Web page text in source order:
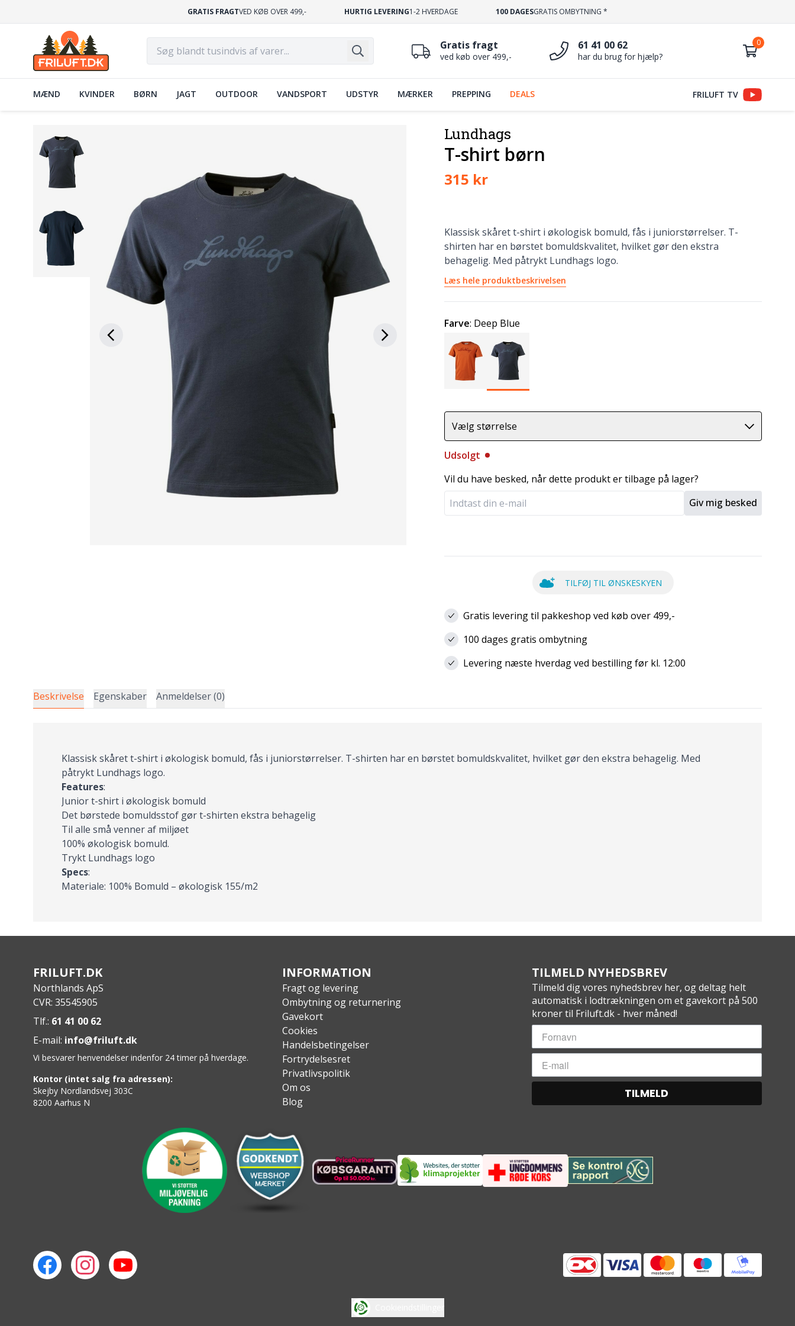
GRATIS FRAGTVED KØB OVER 499,- HURTIG LEVERING1-2 HVERDAGE 100 DAGESGRATIS OMBYTNING *
Gratis fragt
ved køb over 499,-
61 41 00 62
har du brug for hjælp?
MÆND KVINDER BØRN JAGT OUTDOOR VANDSPORT UDSTYR MÆRKER PREPPING DEALS FRILUFT TV
Lundhags
T-shirt børn
315 kr
Klassisk skåret t-shirt i økologisk bomuld, fås i juniorstørrelser. T-
shirten har en børstet bomuldskvalitet, hvilket gør den ekstra
behagelig. Med påtrykt Lundhags logo.
Læs hele produktbeskrivelsen
Farve: Deep Blue
Vælg størrelse
Udsolgt
Vil du have besked, når dette produkt er tilbage på lager?
Giv mig besked
TILFØJ TIL ØNSKESKYEN
Gratis levering til pakkeshop ved køb over 499,-
100 dages gratis ombytning
Levering næste hverdag ved bestilling før kl. 12:00
Beskrivelse Egenskaber Anmeldelser (0)
Klassisk skåret t-shirt i økologisk bomuld, fås i juniorstørrelser. T-shirten har en børstet bomuldskvalitet, hvilket gør den ekstra behagelig. Med
påtrykt Lundhags logo.
Features:
Junior t-shirt i økologisk bomuld
Det børstede bomuldsstof gør t-shirten ekstra behagelig
Til alle små venner af miljøet
100% økologisk bomuld.
Trykt Lundhags logo
Specs:
Materiale: 100% Bomuld – økologisk 155/m2
FRILUFT.DK
Northlands ApS
CVR: 35545905
Tlf.: 61 41 00 62
E-mail: info@friluft.dk
Vi besvarer henvendelser indenfor 24 timer på hverdage.
Kontor (intet salg fra adressen):
Skejby Nordlandsvej 303C
8200 Aarhus N
INFORMATION
Fragt og levering
Ombytning og returnering
Gavekort
Cookies
Handelsbetingelser
Fortrydelsesret
Privatlivspolitik
Om os
Blog
TILMELD NYHEDSBREV
Tilmeld dig vores nyhedsbrev her, og deltag helt
automatisk i lodtrækningen om et gavekort på 500
kroner til Friluft.dk - hver måned!
TILMELD